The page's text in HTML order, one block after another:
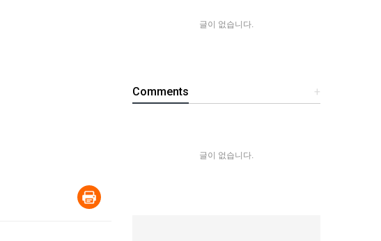
글이 없습니다.
+
Comments
글이 없습니다.